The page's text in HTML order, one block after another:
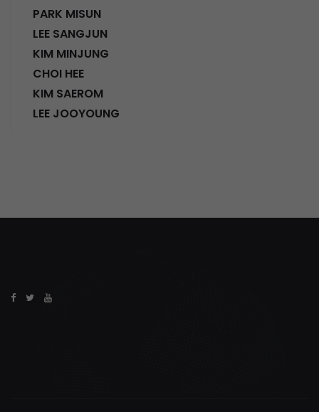
PARK MISUN
LEE SANGJUN
KIM MINJUNG
CHOI HEE
KIM SAEROM
LEE JOOYOUNG